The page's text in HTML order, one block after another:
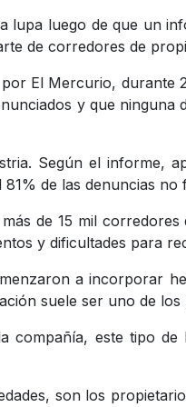
lupa luego de que un
de corredores de
El Mercurio,
y que
Según el informe,
de las denuncias
de 15 mil
y dificultades para
a incorporar
suele ser uno de
compañía, este tipo
son los